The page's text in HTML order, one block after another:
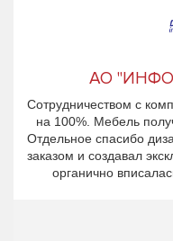
АО
Сотрудничеством с
на 100%. Мебель
Отдельное спасибо
заказом и создавал
органично